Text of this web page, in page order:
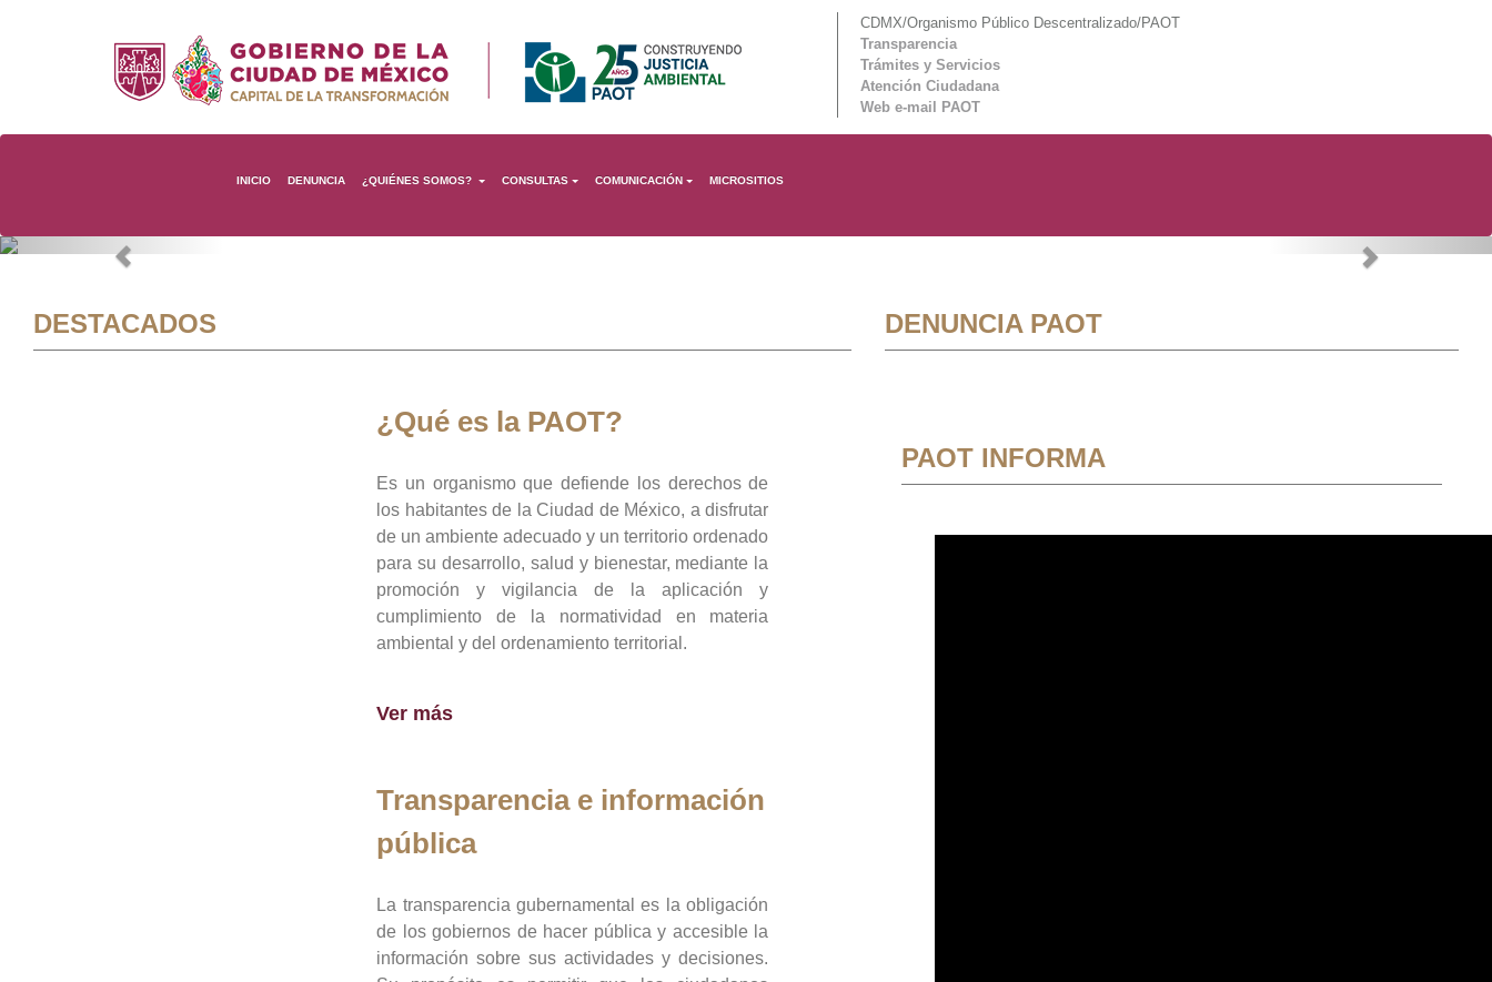
CDMX/Organismo Público Descentralizado/PAOT
Transparencia
Trámites y Servicios
Atención Ciudadana
Web e-mail PAOT
INICIO DENUNCIA ¿QUIÉNES SOMOS? CONSULTAS COMUNICACIÓN MICROSITIOS
Previous Next
DESTACADOS
¿Qué es la PAOT?
Es un organismo que defiende los derechos de
los habitantes de la Ciudad de México, a disfrutar
de un ambiente adecuado y un territorio ordenado
para su desarrollo, salud y bienestar, mediante la
promoción y vigilancia de la aplicación y
cumplimiento de la normatividad en materia
ambiental y del ordenamiento territorial.
Ver más
Transparencia e información
pública
La transparencia gubernamental es la obligación
de los gobiernos de hacer pública y accesible la
información sobre sus actividades y decisiones.
DENUNCIA PAOT
PAOT INFORMA